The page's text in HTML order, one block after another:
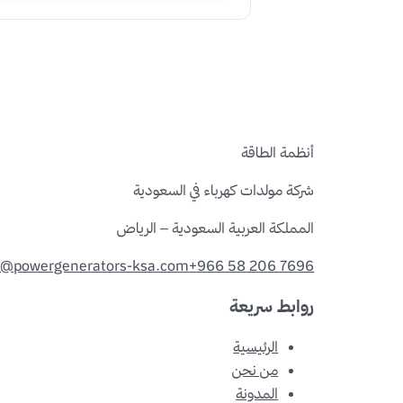
أنظمة الطاقة
شركة مولدات كهرباء في السعودية
المملكة العربية السعودية – الرياض
+966 58 206 7696
ksa.com
روابط سريعة
الرئيسية
من نحن
المدونة